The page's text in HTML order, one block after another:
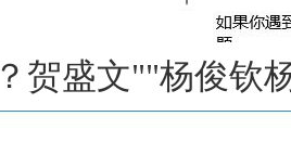
贺盛文""杨俊钦